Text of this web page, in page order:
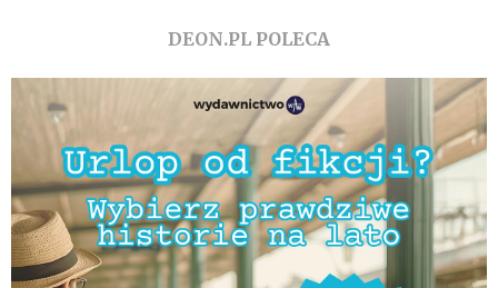
DEON.PL POLECA